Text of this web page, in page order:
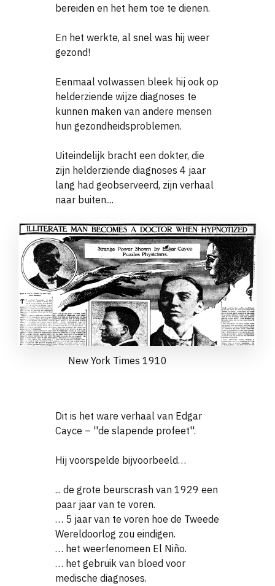
bereiden en het hem toe te dienen.
En het werkte, al snel was hij weer
gezond!
Eenmaal volwassen bleek hij ook op
helderziende wijze diagnoses te
kunnen maken van andere mensen
hun gezondheidsproblemen.
Uiteindelijk bracht een dokter, die
zijn helderziende diagnoses 4 jaar
lang hadgeobserveerd, zijn verhaal
naar buiten....
New York Times 1910
Dit is het ware verhaal van Edgar
Cayce – ''de slapende profeet''.
Hij voorspelde bijvoorbeeld…
... de grote beurscrash van 1929 een
paar jaar van te voren.
… 5 jaar van te voren hoe de Tweede
Wereldoorlog zou eindigen.
… het weerfenomeen El Niño.
… het gebruik van bloed voor
medische diagnoses.